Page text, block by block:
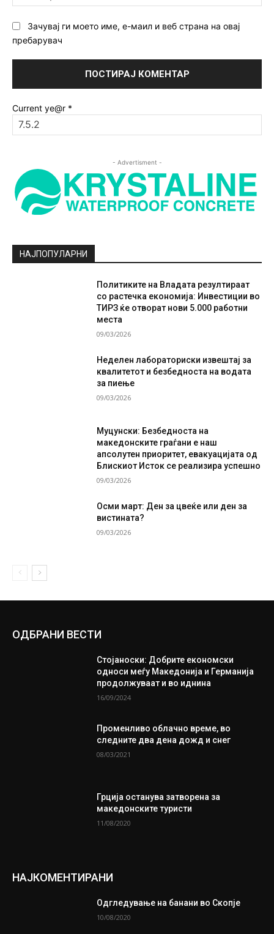
Зачувај ги моето име, е-маил и веб страна на овај
пребарувач
Current ye@r *
- Advertisment -
НАЈПОПУЛАРНИ
Политиките на Владата резултираат
со растечка економија: Инвестиции во
ТИРЗ ќе отворат нови 5.000 работни
места
09/03/2026
Неделен лабораториски извештај за
квалитетот и безбедноста на водата
за пиење
09/03/2026
Муцунски: Безбедноста на
македонските граѓани е наш
апсолутен приоритет, евакуацијата од
Блискиот Исток се реализира успешно
09/03/2026
Осми март: Ден за цвеќе или ден за
вистината?
09/03/2026
ОДБРАНИ ВЕСТИ
Стојаноски: Добрите економски
односи меѓу Македонија и Германија
продолжуваат и во иднина
16/09/2024
Променливо облачно време, во
следните два дена дожд и снег
08/03/2021
Грција останува затворена за
македонските туристи
11/08/2020
НАЈКОМЕНТИРАНИ
Одгледување на банани во Скопје
10/08/2020